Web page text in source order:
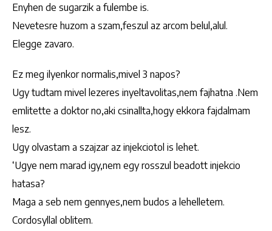
Enyhen de sugarzik a fulembe is.
Nevetesre huzom a szam,feszul az arcom belul,alul.
Elegge zavaro.
Ez meg ilyenkor normalis,mivel 3 napos?
Ugy tudtam mivel lezeres inyeltavolitas,nem fajhatna .Nem
emlitette a doktor no,aki csinallta,hogy ekkora fajdalmam
lesz.
Ugy olvastam a szajzar az injekciotol is lehet.
‘Ugye nem marad igy,nem egy rosszul beadott injekcio
hatasa?
Maga a seb nem gennyes,nem budos a lehelletem.
Cordosyllal oblitem.